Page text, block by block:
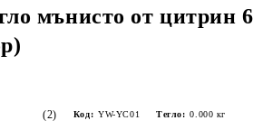
мънисто от цитрин
(2) Код: YW-YC01 Тегло: 0.000 кг